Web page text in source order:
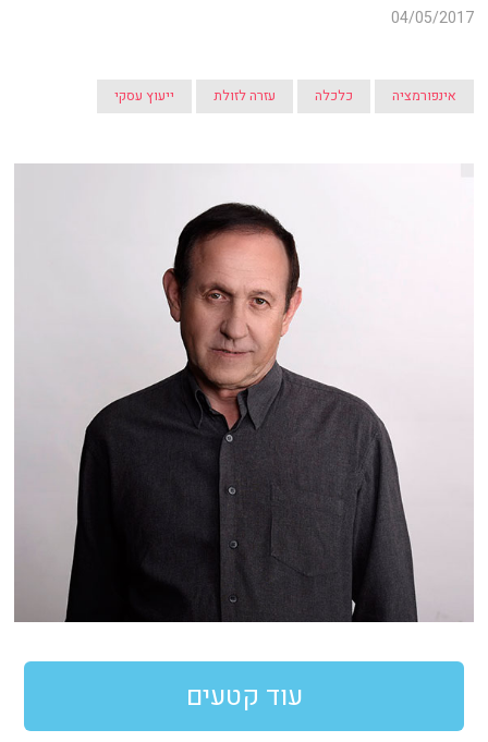
04/05/2017
אינפורמציה כלכלה עזרה לזולת ייעוץ עסקי
עוד קטעים